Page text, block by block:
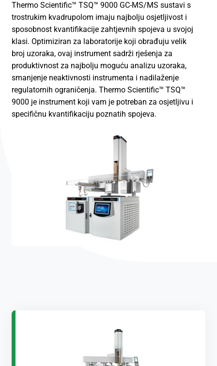
Thermo Scientific™ TSQ™ 9000 GC-MS/MS sustavi s
trostrukim kvadrupolom imaju najbolju osjetljivost i
sposobnost kvantifikacije zahtjevnih spojeva u svojoj
klasi. Optimiziran za laboratorije koji obrađuju velik
broj uzoraka, ovaj instrument sadrži rješenja za
produktivnost za najbolju moguću analizu uzoraka,
smanjenje neaktivnosti instrumenta i nadilaženje
regulatornih ograničenja. Thermo Scientific™ TSQ™
9000 je instrument koji vam je potreban za osjetljivu i
specifičnu kvantifikaciju poznatih spojeva.